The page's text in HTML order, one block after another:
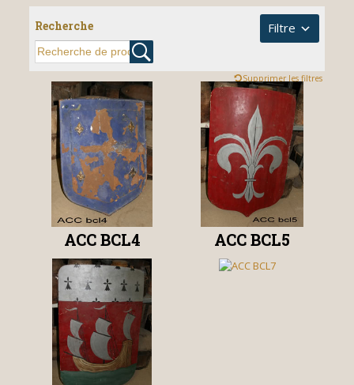
Recherche Filtre
Supprimer les filtres
ACC BCL4 ACC BCL5